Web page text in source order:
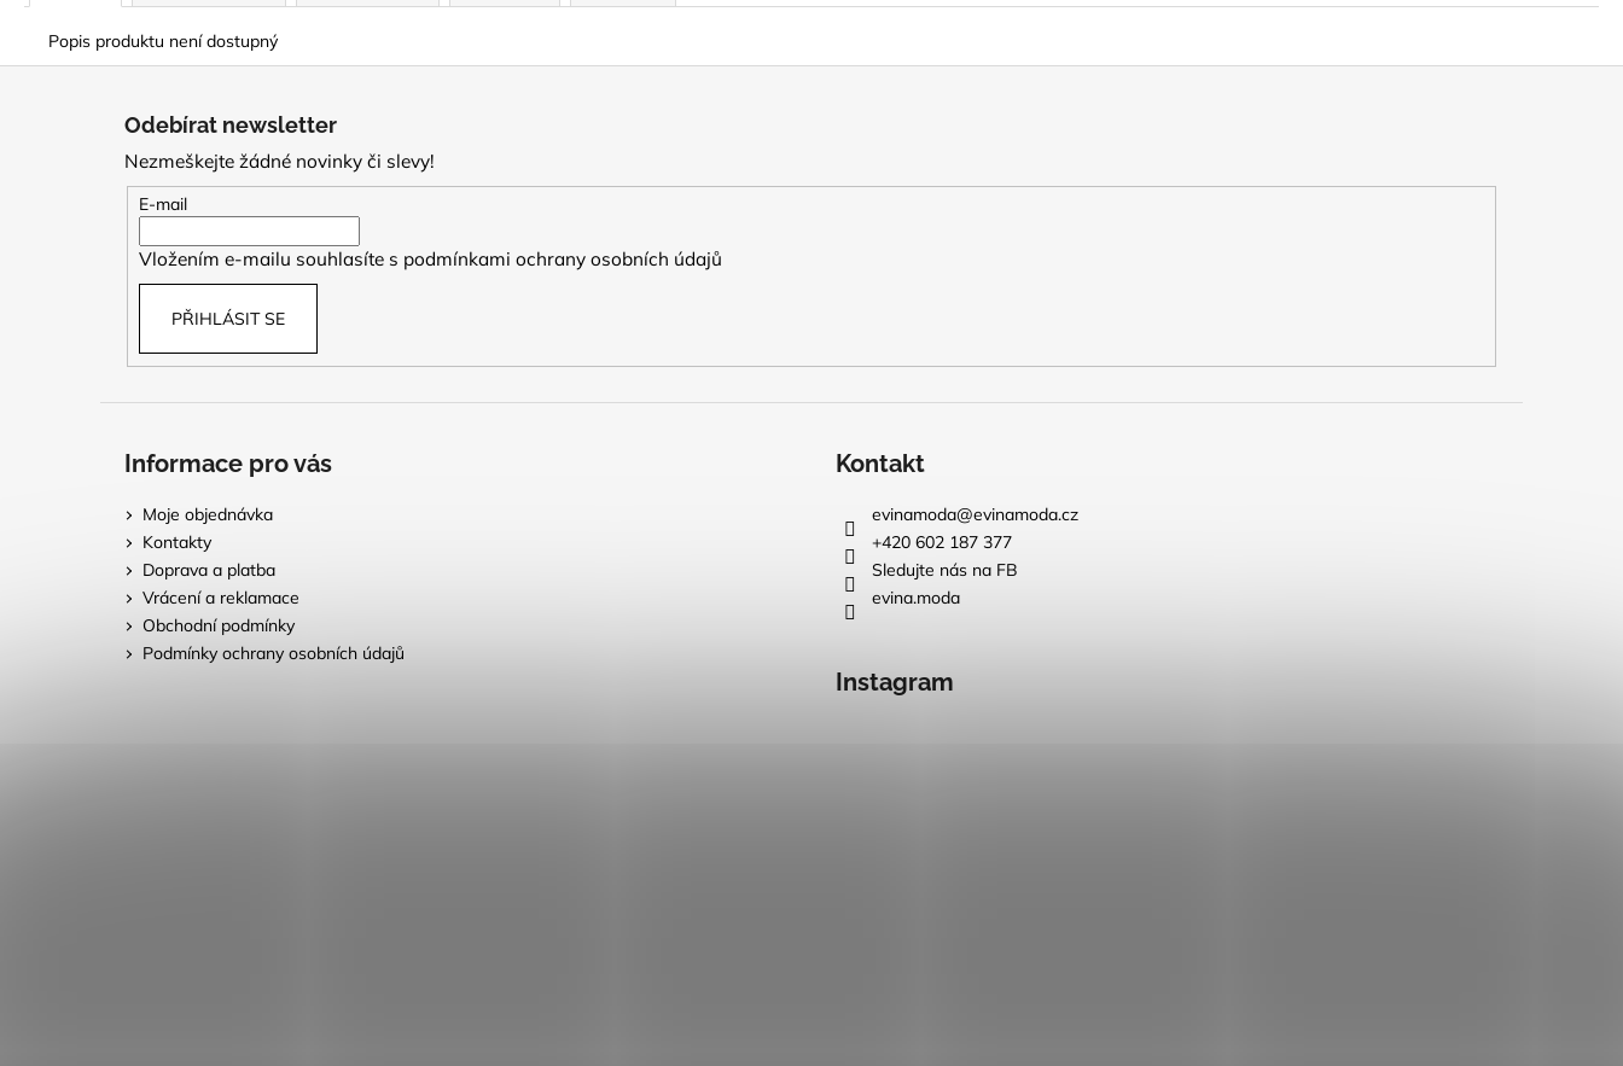
Popis produktu není dostupný
Odebírat newsletter
Nezmeškejte žádné novinky či slevy!
E-mail
Vložením e-mailu souhlasíte s podmínkami ochrany osobních údajů
PŘIHLÁSIT SE
Informace pro vás
Moje objednávka
Kontakty
Doprava a platba
Vrácení a reklamace
Obchodní podmínky
Podmínky ochrany osobních údajů
Kontakt
evinamoda@evinamoda.cz
+420 602 187 377
Sledujte nás na FB
evina.moda
Instagram